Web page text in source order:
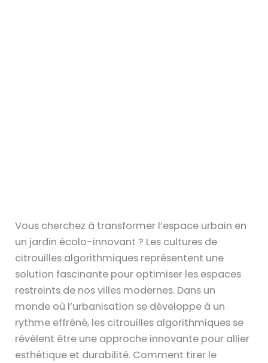
Vous cherchez à transformer l’espace urbain en
un jardin écolo-innovant ? Les cultures de
citrouilles algorithmiques représentent une
solution fascinante pour optimiser les espaces
restreints de nos villes modernes. Dans un
monde où l’urbanisation se développe à un
rythme effréné, les citrouilles algorithmiques se
révèlent être une approche innovante pour allier
esthétique et durabilité. Comment tirer le